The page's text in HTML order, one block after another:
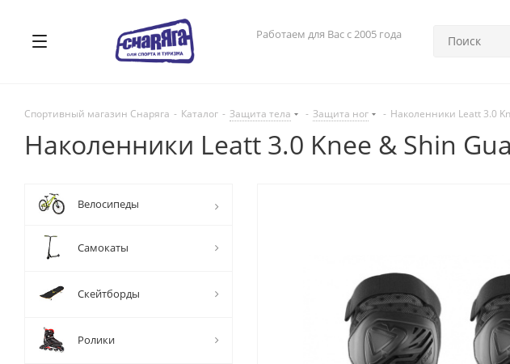
Работаем для Вас с 2005 года
Спортивный магазин Снаряга - Каталог - Защита тела - Защита ног - Наколенники Leatt 3.0
Наколенники Leatt 3.0 Knee & Shin
Велосипеды
Самокаты
Скейтборды
Ролики